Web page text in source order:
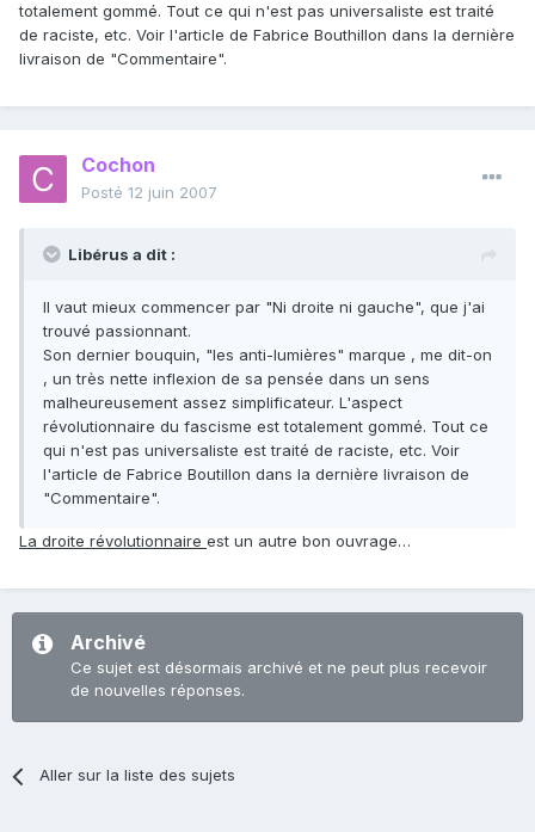
totalement gommé. Tout ce qui n'est pas universaliste est traité
de raciste, etc. Voir l'article de Fabrice Bouthillon dans la dernière
livraison de "Commentaire".
Cochon
Posté 12 juin 2007
Libérus a dit :
Il vaut mieux commencer par "Ni droite ni gauche", que j'ai
trouvé passionnant.
Son dernier bouquin, "les anti-lumières" marque , me dit-on
, un très nette inflexion de sa pensée dans un sens
malheureusement assez simplificateur. L'aspect
révolutionnaire du fascisme est totalement gommé. Tout ce
qui n'est pas universaliste est traité de raciste, etc. Voir
l'article de Fabrice Boutillon dans la dernière livraison de
"Commentaire".
La droite révolutionnaire est un autre bon ouvrage…
Archivé
Ce sujet est désormais archivé et ne peut plus recevoir
de nouvelles réponses.
Aller sur la liste des sujets